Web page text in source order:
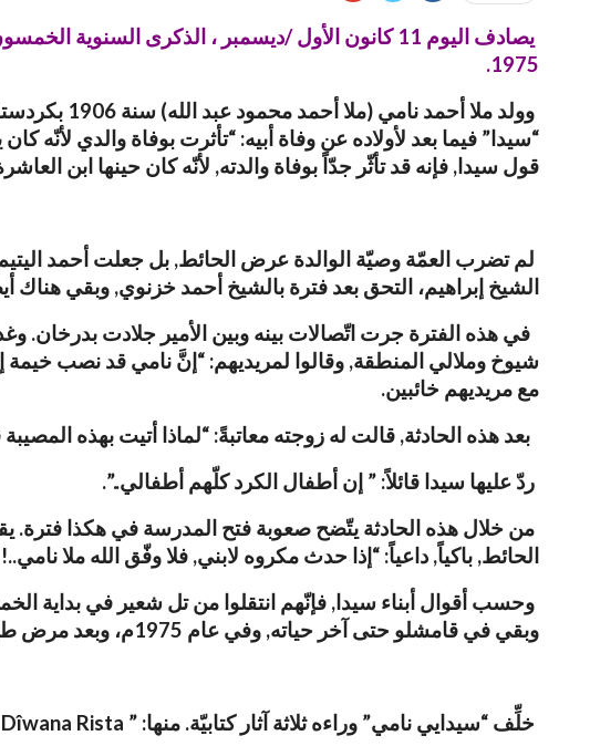
يصادف اليوم 11 كانون الأول /ديسمبر ، الذكرى السنوية الخمسون لرحيل الشاعر والكاتب الكبير صاحب النشيد الكردي المعروف “
1975.
وولد ملا
“سيدا” فيما بعد لأولاده عن وفاة أبيه: “تأثرت بوفاة والدي
قول سيدا, فإنه قد تأثّر جدّاً بوفاة والدته, لأنّه كان حينها ابن
لم تضرب العمّة وصيّة الوالدة عرض الحائط, بل جعلت أحمد اليتيم
الشيخ إبراهيم، التحق بعد فترة بالشيخ أحمد خزنوي, وبقي هناك
في هذه الفترة جرت اتّصالات بينه وبين الأمير جلادت بدرخان.
شيوخ وملالي المنطقة, وقالوا لمريديهم: “إنَّ نامي قد نصب
مع مريديهم خائبين.
بعد هذه الحادثة, قالت له زوجته معاتبةً: “لماذا أتيت بهذه
ردّ عليها سيدا قائلاً: ” إن أطفال الكرد كلّهم أطفالي..”.
من خلال هذه الحادثة يتّضح صعوبة فتح المدرسة في هكذا فترة.
الحائط, باكياً, داعياً: “إذا حدث مكروه لابني, فلا وفّق الله ملا
وحسب أقوال أبناء سيدا, فإنّهم انتقلوا من تل شعير في بداية
وبقي في قامشلو حتى آخر حياته, وفي عام 1975م، وبعد مرض طويل، توفّته يد المنون ووُري الثرى في مقبرة قدوربك.
خلِّف “سيدايي نامي” وراءه ثلاثة آثار كتابيّة. منها: ” Dîwana Rista